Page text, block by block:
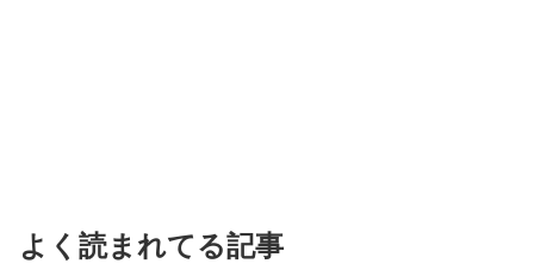
よく読まれてる記事